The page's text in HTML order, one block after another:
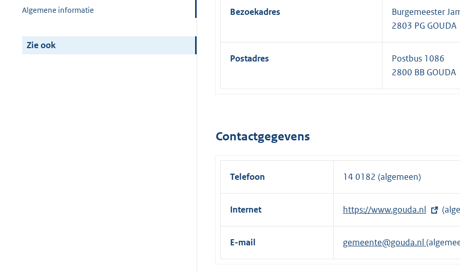
Algemene informatie
Zie ook
Bezoekadres
Burgemeester
2803 PG GOUDA
Postadres
Postbus 1086
2800 BB GOUDA
Contactgegevens
Telefoon 14 0182 (algemeen)
Internet
E
x
e
r
https://www.gouda.nl
E-mail gemeente@gouda.nl